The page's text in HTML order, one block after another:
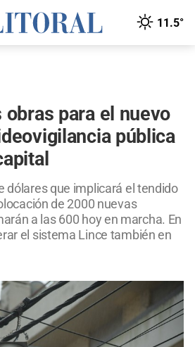
11.5°
para el nuevo
pública
dólares que implicará el tendido
de 2000 nuevas
a las 600 hoy en marcha. En
el sistema Lince también en